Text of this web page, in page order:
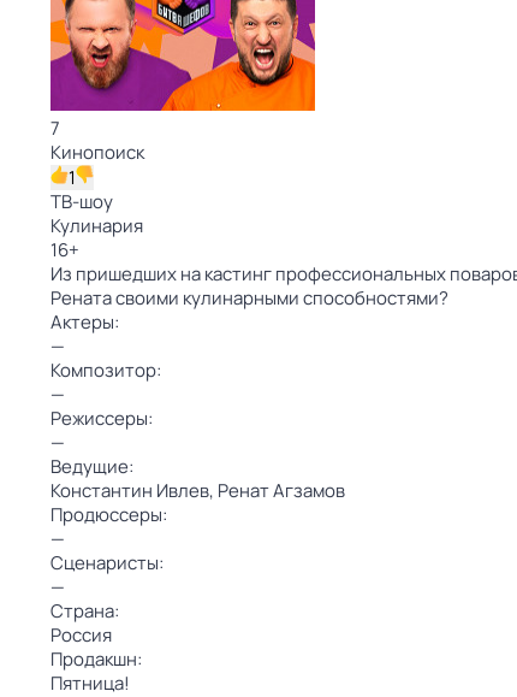
7
Кинопоиск
1
ТВ-шоу
Кулинария
16+
Из пришедших на кастинг профессиональных
Рената своими кулинарными способностями?
Актеры:
—
Композитор:
—
Режиссеры:
—
Ведущие:
Константин Ивлев, Ренат Агзамов
Продюссеры:
—
Сценаристы:
—
Страна:
Россия
Продакшн:
Пятница!